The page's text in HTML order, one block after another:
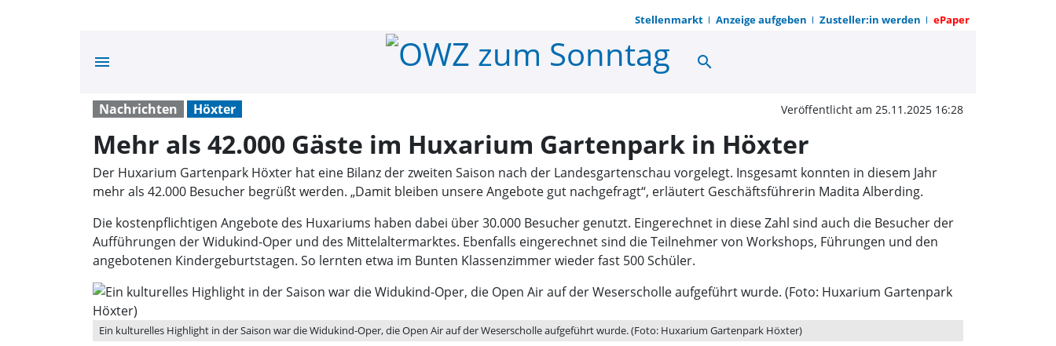
Stellenmarkt Anzeige aufgeben Zusteller:in werden ePaper
menu Mehr als 42.000 Gäste im
search
Nachrichten Höxter Veröffentlicht am 25.11.2025 16:28
Mehr als 42.000 Gäste im Huxarium Gartenpark in Höxter
Der Huxarium Gartenpark Höxter hat eine Bilanz der zweiten Saison nach der Landesgartenschau vorgelegt. Insgesamt konnten in diesem Jahr
mehr als 42.000 Besucher begrüßt werden. „Damit bleiben unsere Angebote gut nachgefragt“, erläutert Geschäftsführerin Madita Alberding.
Die kostenpflichtigen Angebote des Huxariums haben dabei über 30.000 Besucher genutzt. Eingerechnet in diese Zahl sind auch die Besucher der
Aufführungen der Widukind-Oper und des Mittelaltermarktes. Ebenfalls eingerechnet sind die Teilnehmer von Workshops, Führungen und den
angebotenen Kindergeburtstagen. So lernten etwa im Bunten Klassenzimmer wieder fast 500 Schüler.
Ein kulturelles Highlight in der Saison war die Widukind-Oper, die Open Air auf der Weserscholle aufgeführt wurde. (Foto: Huxarium Gartenpark Höxter)